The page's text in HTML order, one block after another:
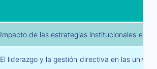
Impacto de las estrategias institucionales en
El liderazgo y la gestión directiva en las